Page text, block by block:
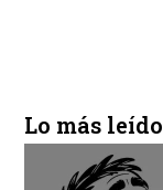
Lo más